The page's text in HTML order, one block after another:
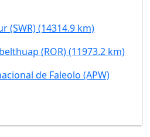
(SWR) (14314.9 km)
(ROR) (11973.2 km)
de Faleolo (APW)